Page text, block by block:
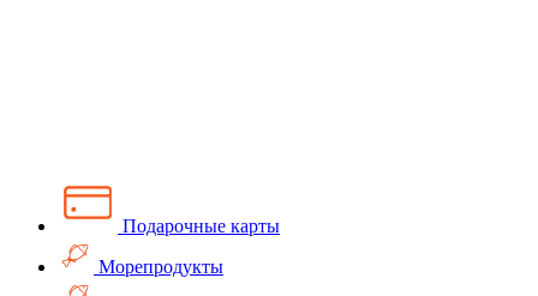
Подарочные карты
Морепродукты